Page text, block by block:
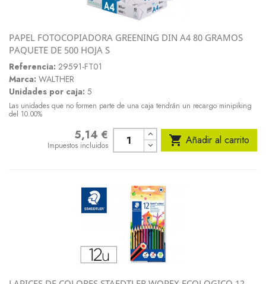
PAPEL FOTOCOPIADORA GREENING DIN A4 80 GRAMOS
PAQUETE DE 500 HOJA S
Referencia: 29591-FT01
Marca: WALTHER
Unidades por caja: 5
Las unidades que no formen parte de una caja tendrán un recargo minipiking
del 10.00%
5,14 €
Impuestos incluidos  Añadir al carrito